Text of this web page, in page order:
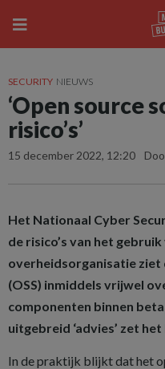
SECURITY NIEUWS
‘Open source
risico’s’
15 december 2022, 12:20
Het Nationaal Cyber
de risico’s van het
overheidsorganisatie
(OSS) inmiddels vrijwel
componenten binnen
uitgebreid ‘advies’ zet
In de praktijk blijkt dat het